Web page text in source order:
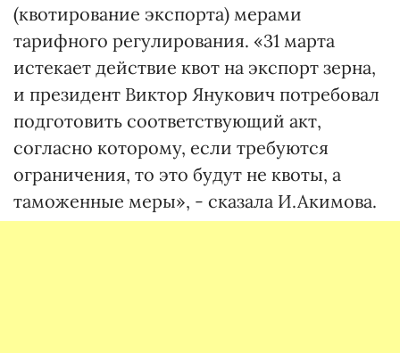
(квотирование экспорта) мерами
тарифного регулирования. «31 марта
истекает действие квот на экспорт зерна,
и президент Виктор Янукович потребовал
подготовить соответствующий акт,
согласно которому, если требуются
ограничения, то это будут не квоты, а
таможенные меры», - сказала И.Акимова.